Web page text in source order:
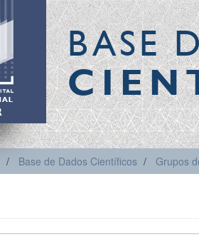
BASE
Base de Dados Científicos Grupos